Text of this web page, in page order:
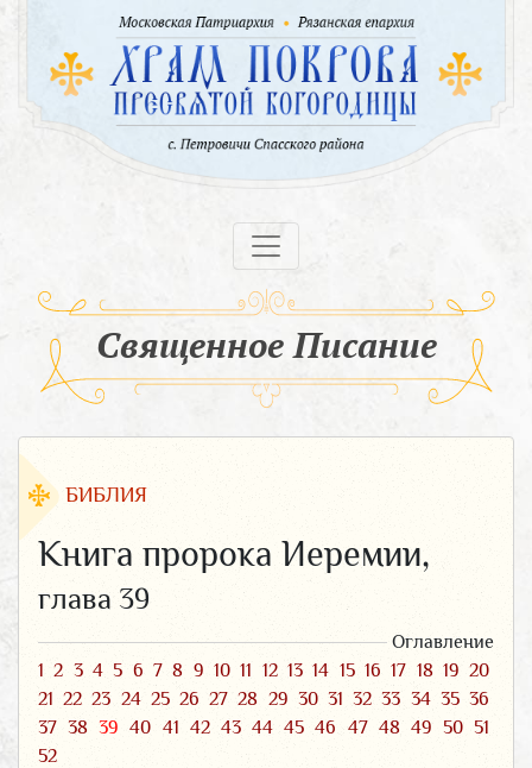
Священное Писание
БИБЛИЯ
Книга пророка Иеремии,
глава 39
Оглавление
1 2 3 4 5 6 7 8 9 10 11 12 13 14 15 16 17 18 19 20
21 22 23 24 25 26 27 28 29 30 31 32 33 34 35 36
37 38 39 40 41 42 43 44 45 46 47 48 49 50 51
52